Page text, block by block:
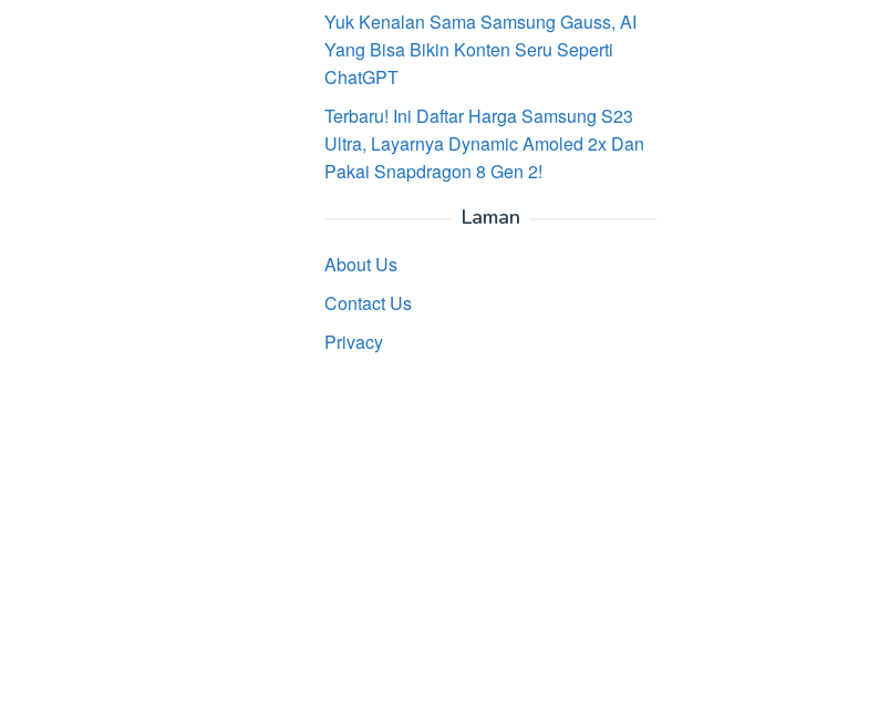
Yuk Kenalan Sama Samsung Gauss, AI
Yang Bisa Bikin Konten Seru Seperti
ChatGPT
Terbaru! Ini Daftar Harga Samsung S23
Ultra, Layarnya Dynamic Amoled 2x Dan
Pakai Snapdragon 8 Gen 2!
Laman
About Us
Contact Us
Privacy